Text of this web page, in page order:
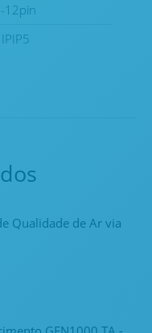
12pin
Qualidade de Ar via